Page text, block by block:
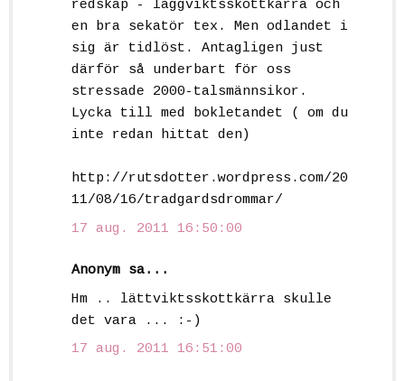
redskap - läggviktsskottkärra och
en bra sekatör tex. Men odlandet i
sig är tidlöst. Antagligen just
därför så underbart för oss
stressade 2000-talsmännsikor.
Lycka till med bokletandet ( om du
inte redan hittat den)
http://rutsdotter.wordpress.com/20
11/08/16/tradgardsdrommar/
17 aug. 2011 16:50:00
Anonym sa...
Hm .. lättviktsskottkärra skulle
det vara ... :-)
17 aug. 2011 16:51:00